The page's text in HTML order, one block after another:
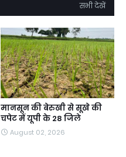
सभी देखें
मानसून की बेरुखी से सूखे की
चपेट में यूपी के 28 जिले
August 02, 2026